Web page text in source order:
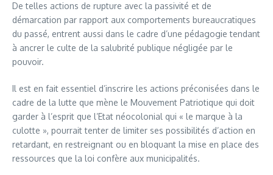
De telles actions de rupture avec la passivité et de
démarcation par rapport aux comportements bureaucratiques
du passé, entrent aussi dans le cadre d’une pédagogie tendant
à ancrer le culte de la salubrité publique négligée par le
pouvoir.
Il est en fait essentiel d’inscrire les actions préconisées dans le
cadre de la lutte que mène le Mouvement Patriotique qui doit
garder à l’esprit que l’Etat néocolonial qui « le marque à la
culotte », pourrait tenter de limiter ses possibilités d’action en
retardant, en restreignant ou en bloquant la mise en place des
ressources que la loi confère aux municipalités.